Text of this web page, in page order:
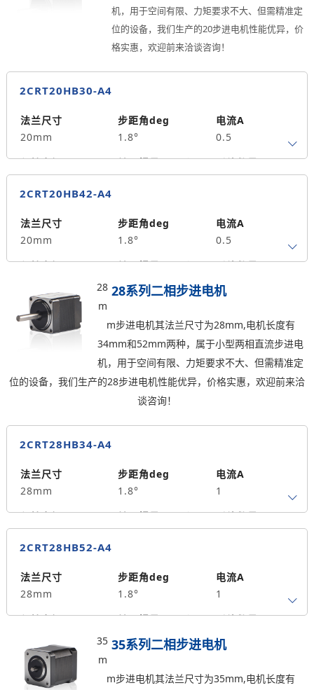
机，用于空间有限、力矩要求不大、但需精准定
位的设备，我们生产的20步进电机性能优异，价
格实惠，欢迎前来洽谈咨询！
2CRT20HB30-A4
法兰尺寸
20mm
步距角deg
1.8°
电流A
0.5
保持力矩N.m
0.015
转子惯量g.cm²
2
引线数量
4
4
单出轴
30
重量kg
0.04
2CRT20HB42-A4
法兰尺寸
20mm
步距角deg
1.8°
电流A
0.5
保持力矩N.m
转子惯量g.cm²
3.6
引线数量
4
轴径
4
单出轴
42
28系列二相步进电机
28
m
m步进电机其法兰尺寸为28mm,电机长度有
34mm和52mm两种，属于小型两相直流步进电
机，用于空间有限、力矩要求不大、但需精准定
位的设备，我们生产的28步进电机性能优异，价格实惠，欢迎前来洽
谈咨询！
2CRT28HB34-A4
法兰尺寸
28mm
步距角deg
1.8°
电流A
1
保持力矩N.m
0.06
转子惯量g.cm²
9
引线数量
4
5
单出轴
34
重量kg
0.1
2CRT28HB52-A4
法兰尺寸
28mm
步距角deg
1.8°
电流A
1
保持力矩N.m
转子惯量g.cm²
17
引线数量
4
轴径
5
单出轴
52
35系列二相步进电机
35
m
m步进电机其法兰尺寸为35mm,电机长度有